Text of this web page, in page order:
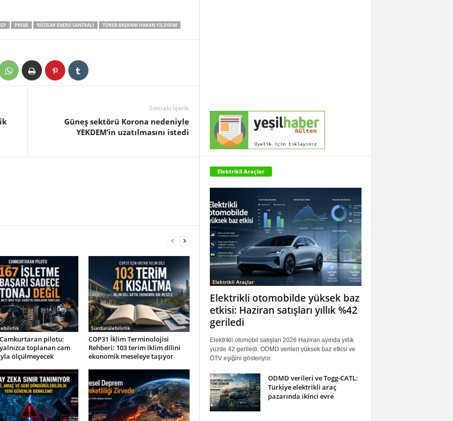
PROJE RÜZGAR ENERJI SANTRALI TÜREB BAŞKANI HAKAN YILDIRIM
Sonraki İçerik
Güneş sektörü Korona nedeniyle
YEKDEM’in uzatılmasını istedi
Camkurtaran pilotu:
toplanan cam
ölçülmeyecek
Sürdürülebilirlik
COP31 İklim Terminolojisi
Rehberi: 103 terim iklim dilini
ekonomik meseleye taşıyor
Elektrikli Araçlar
Elektrikli Araçlar
Elektrikli otomobilde yüksek baz
etkisi: Haziran satışları yıllık %42
geriledi
Elektrikli otomobil satışları 2026 Haziran ayında yıllık
yüzde 42 geriledi. ODMD verileri yüksek baz etkisi ve
ÖTV eşiğini gösteriyor.
ODMD verileri ve Togg-CATL:
Türkiye elektrikli araç
pazarında ikinci evre